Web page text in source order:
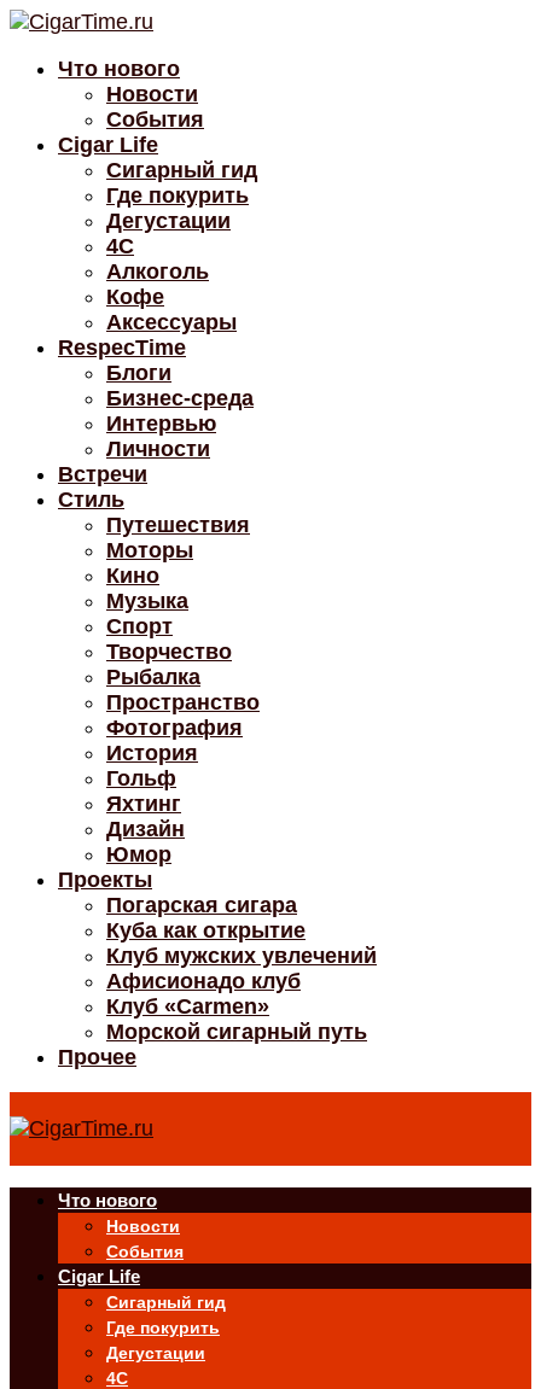
Что нового
Новости
События
Cigar Life
Сигарный гид
Где покурить
Дегустации
4C
Алкоголь
Кофе
Аксессуары
RespecTime
Блоги
Бизнес-среда
Интервью
Личности
Встречи
Стиль
Путешествия
Моторы
Кино
Музыка
Спорт
Творчество
Рыбалка
Пространство
Фотография
История
Гольф
Яхтинг
Дизайн
Юмор
Проекты
Погарская сигара
Куба как открытие
Клуб мужских увлечений
Афисионадо клуб
Клуб «Carmen»
Морской сигарный путь
Прочее
Что нового
Новости
События
Cigar Life
Сигарный гид
Где покурить
Дегустации
4C